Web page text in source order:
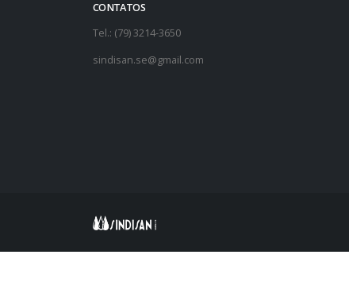
CONTATOS
Tel.: (79) 3214-3650
sindisan.se@gmail.com